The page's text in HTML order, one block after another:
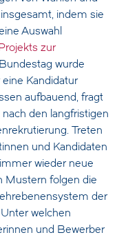
indem sie
Auswahl
Projekts zur
wurde
Kandidatur
aufbauend, fragt
den langfristigen
Treten
und Kandidaten
wieder neue
Mustern folgen die
der
welchen
und Bewerber